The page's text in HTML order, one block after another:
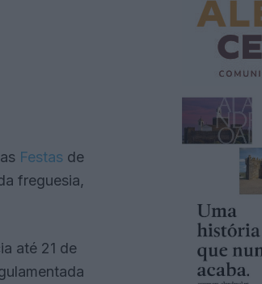
Festas de
freguesia,
até 21 de